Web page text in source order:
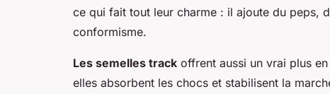
ce qui fait tout leur charme : il ajoute du peps,
conformisme.
Les semelles track offrent aussi un vrai plus
elles absorbent les chocs et stabilisent la